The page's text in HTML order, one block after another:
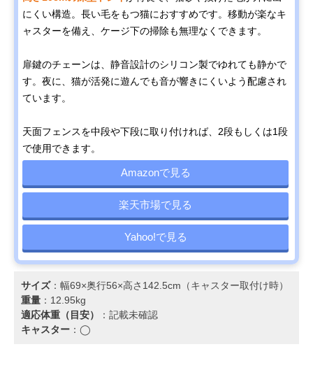
にくい構造。長い毛をもつ猫におすすめです。移動が楽なキ
ャスターを備え、ケージ下の掃除も無理なくできます。
扉鍵のチェーンは、静音設計のシリコン製でゆれても静かで
す。夜に、猫が活発に遊んでも音が響きにくいよう配慮され
ています。
天面フェンスを中段や下段に取り付ければ、2段もしくは1段
で使用できます。
Amazonで見る
楽天市場で見る
Yahoo!で見る
サイズ：幅69×奥行56×高さ142.5cm（キャスター取付け時）
重量 ：12.95kg
適応体重（目安）
：記載未確認
キャスター ：◯